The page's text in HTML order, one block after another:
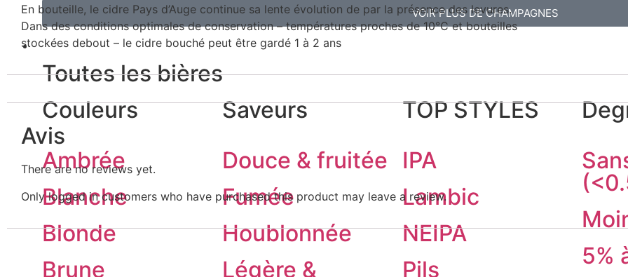
VOIR PLUS DE CHAMPAGNES
BEER
Toutes les bières
Couleurs
Ambrée
Blanche
Blonde
Brune
Saveurs
Douce & fruitée
Fumée
Houblonnée
Légère &
TOP STYLES
IPA
Lambic
NEIPA
Pils
5%
En bouteille, le cidre Pays d’Auge continue sa lente évolution de par la présence des levures.
Dans des conditions optimales de conservation – températures proches de 10°C et bouteilles
stockées debout – le cidre bouché peut être gardé 1 à 2 ans
Avis
There are no reviews yet.
Only logged in customers who have purchased this product may leave a review.